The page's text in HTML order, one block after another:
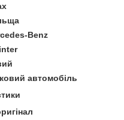
Benz
автомобіль